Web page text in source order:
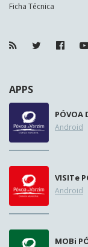
Ficha Técnica
APPS
PÓVOA
Android
VISITe
Android
MOBi